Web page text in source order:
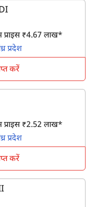
| बेस प्राइस ₹4.67 लाख*
प्रदेश
करें
| बेस प्राइस ₹2.52 लाख*
प्रदेश
करें